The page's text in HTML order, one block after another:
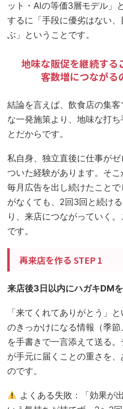
ット・AIの等価3層モデル」
するに「手段に優劣はない
ぶ」ということです。
地味な販促を継続する
客数増につながる
結論を言えば、飲食店の集
な一発施策より、地味な打
とだからです。
私自身、独立直後に仕事が
ついた経験があります。そこ
毎月広告を出し続けたこと
がなくても、2回3回と続け
り、来店につながっていく
です。
再来店を作る STEP 1
来店後3日以内にハガキDM
「来てくれてありがとう」
のきっかけになる情報（季節
を手書きで一言添えて送る。
が手元に届くことの重さを
のです。
よくある失敗：「効果が